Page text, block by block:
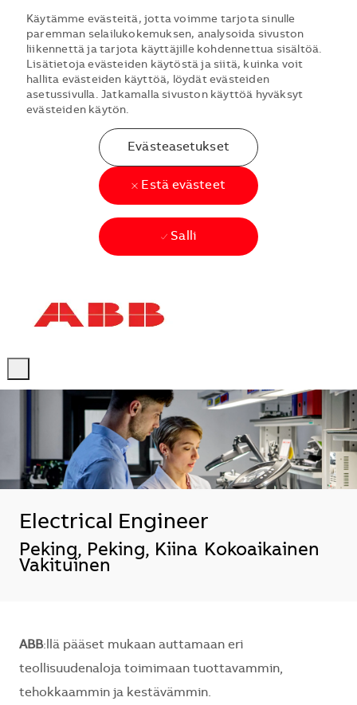
Käytämme evästeitä, jotta voimme tarjota sinulle
paremman selailukokemuksen, analysoida sivuston
liikennettä ja tarjota käyttäjille kohdennettua sisältöä.
Lisätietoja evästeiden käytöstä ja siitä, kuinka voit
hallita evästeiden käyttöä, löydät evästeiden
asetussivulla. Jatkamalla sivuston käyttöä hyväksyt
evästeiden käytön.
Evästeasetukset
Estä evästeet
Salli
Electrical Engineer
Sijainti
Peking, Peking, Kiina Kokoaikainen
Vakituinen
ABB:llä pääset mukaan auttamaan eri
teollisuudenaloja toimimaan tuottavammin,
tehokkaammin ja kestävämmin.